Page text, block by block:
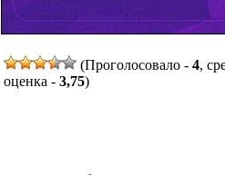
(Проголосовало - 4,
оценка - 3,75)